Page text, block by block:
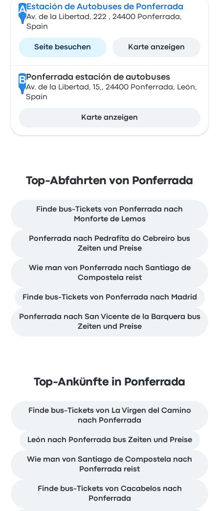
A Estación de Autobuses de Ponferrada
Av. de la Libertad, 222 , 24400 Ponferrada,
Spain
Seite besuchen Karte anzeigen
B Ponferrada estación de autobuses
Av. de la Libertad, 15,, 24400 Ponferrada, León,
Spain
Karte anzeigen
Top-Abfahrten von Ponferrada
Finde bus-Tickets von Ponferrada nach
Monforte de Lemos
Ponferrada nach Pedrafita do Cebreiro bus
Zeiten und Preise
Wie man von Ponferrada nach Santiago de
Compostela reist
Finde bus-Tickets von Ponferrada nach Madrid
Ponferrada nach San Vicente de la Barquera bus
Zeiten und Preise
Top-Ankünfte in Ponferrada
Finde bus-Tickets von La Virgen del Camino
nach Ponferrada
León nach Ponferrada bus Zeiten und Preise
Wie man von Santiago de Compostela nach
Ponferrada reist
Finde bus-Tickets von Cacabelos nach
Ponferrada